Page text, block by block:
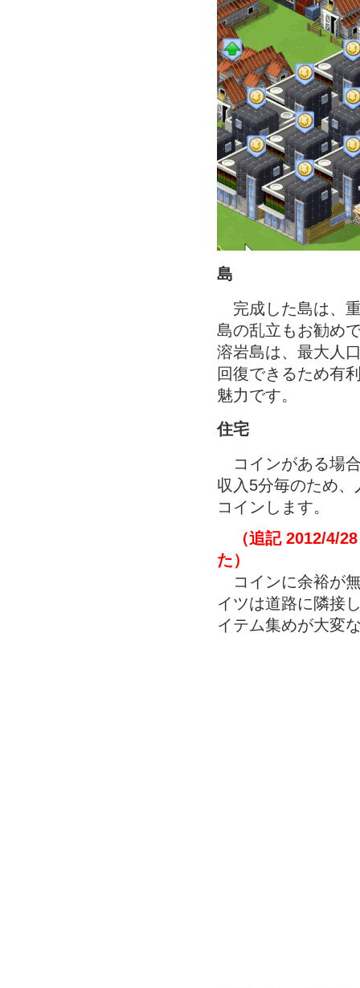
島
完成した島は、
島の乱立もお勧め
溶岩島は、最大人
回復できるため有
魅力です。
住宅
コインがある場
収入5分毎のため
コインします。
（追記 2012/4/
た）
コインに余裕が
イツは道路に隣接
イテム集めが大変